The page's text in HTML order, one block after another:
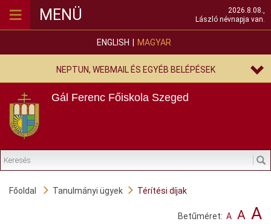
ENGLISH MAGYAR
NEPTUN, WEBMAIL ÉS EGYÉB BELÉPÉSEK
Gál Ferenc Főiskola Szeged
≡ MENÜ
2026.8.08.,
László névnapja van.
Főoldal Tanulmányi ügyek Térítési díjak
Betűméret: A A A